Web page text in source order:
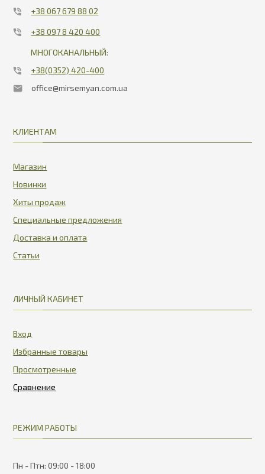
+38 067 679 88 02
+38 097 8 420 400
МНОГОКАНАЛЬНЫЙ:
+38(0352) 420-400
office@mirsemyan.com.ua
КЛИЕНТАМ
Магазин
Новинки
Хиты продаж
Специальные предложения
Доставка и оплата
Статьи
ЛИЧНЫЙ КАБИНЕТ
Вход
Избранные товары
Просмотренные
РЕЖИМ РАБОТЫ
Пн - Птн: 09:00 - 18:00